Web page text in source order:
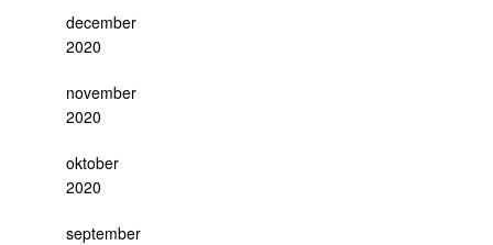
december
2020
november
2020
oktober
2020
september